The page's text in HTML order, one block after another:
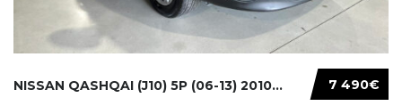
7 490€
NISSAN QASHQAI (J10) 5P (06-13) 2010...